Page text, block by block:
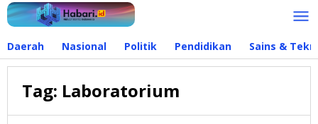
Lewati
ke
Daerah Nasional Politik Pendidikan Sains &
Tag: Laboratorium